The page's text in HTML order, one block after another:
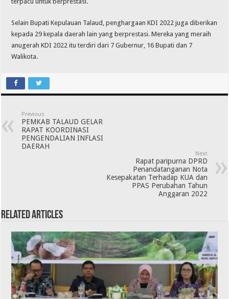
Selain Bupati Kepulauan Talaud, penghargaan KDI 2022 juga diberikan
kepada 29 kepala daerah lain yang berprestasi. Mereka yang meraih
anugerah KDI 2022 itu terdiri dari 7 Gubernur, 16 Bupati dan 7
Walikota.
Previous
PEMKAB TALAUD GELAR
RAPAT KOORDINASI
PENGENDALIAN INFLASI
DAERAH
Next
Rapat paripurna DPRD
Penandatanganan Nota
Kesepakatan Terhadap KUA dan
PPAS Perubahan Tahun
Anggaran 2022
Related Articles